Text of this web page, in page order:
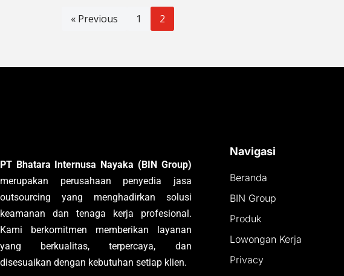
« Previous 1 2
PT Bhatara Internusa Nayaka (BIN Group)
merupakan perusahaan penyedia jasa
outsourcing yang menghadirkan solusi
keamanan dan tenaga kerja profesional.
Kami berkomitmen memberikan layanan
yang berkualitas, terpercaya, dan
disesuaikan dengan kebutuhan setiap klien.
Navigasi
Beranda
BIN Group
Produk
Lowongan Kerja
Privacy